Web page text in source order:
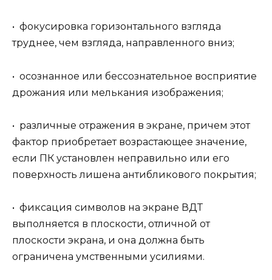
• фокусировка горизонтального взгляда
труднее, чем взгляда, направленного вниз;
• осознанное или бессознательное восприятие
дрожания или мелькания изображения;
• различные отражения в экране, причем этот
фактор приобретает возрастающее значение,
если ПК установлен неправильно или его
поверхность лишена антибликового покрытия;
• фиксация символов на экране ВДТ
выполняется в плоскости, отличной от
плоскости экрана, и она должна быть
ограничена умственными усилиями.